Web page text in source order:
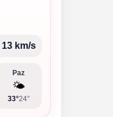
13 km/s
Paz
🌤️
33°24°